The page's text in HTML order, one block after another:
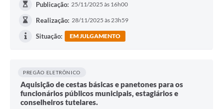
Publicação: 25/11/2025 às 16h00
Realização: 28/11/2025 às 23h59
Situação: EM JULGAMENTO
PREGÃO ELETRÔNICO
Aquisição de cestas básicas e panetones para os
funcionários públicos municipais, estagiários e
conselheiros tutelares.